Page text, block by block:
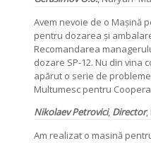
Avem nevoie de o Mașină
pentru dozarea și
Recomandarea
dozare SP-12. Nu din vina
apărut o serie de
Multumesc pentru
Nikolaev Petrovici, Director,
Am realizat o masină